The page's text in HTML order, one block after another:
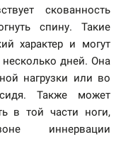
скованность
спину. Такие
характер и могут
несколько дней. Она
нагрузки или во
Также может
в той части ноги,
иннервации